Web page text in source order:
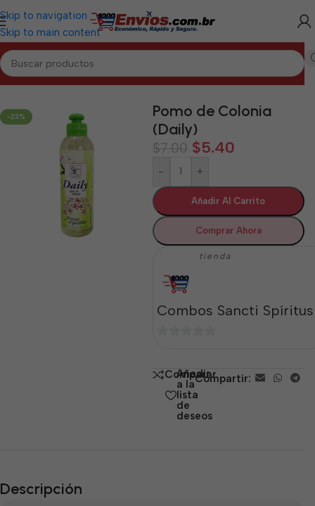
Skip to navigation
Skip to main content
/SANCTI SPÍRITUS/Aseo y Cuidado Personal Sancti Spíritus
-23%
Pomo de Colonia
(Daily)
$7.00 $5.40
- +
Añadir Al Carrito
Comprar Ahora
tienda
Combos Sancti Spíritus
5 Comparar
Añadir
a la
lista
de
deseos
Compartir:
Descripción